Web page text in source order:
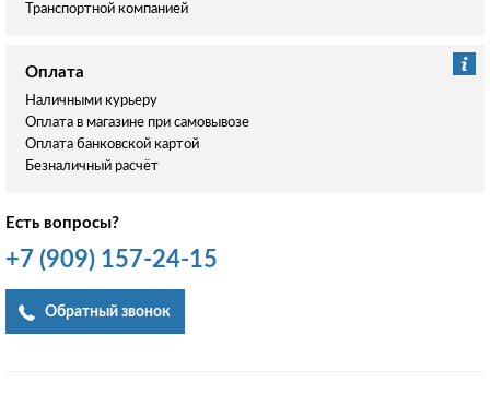
Транспортной компанией
Оплата
Наличными курьеру
Оплата в магазине при самовывозе
Оплата банковской картой
Безналичный расчёт
Есть вопросы?
+7 (909) 157-24-15
Обратный звонок